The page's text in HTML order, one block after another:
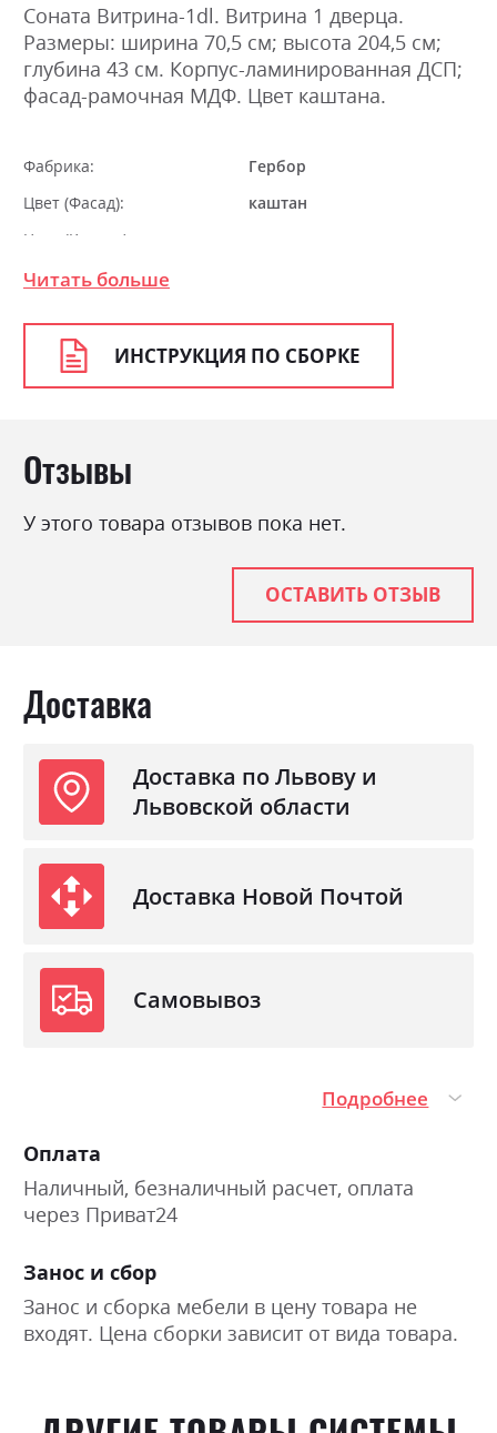
Соната Витрина-1dl. Витрина 1 дверца.
Размеры: ширина 70,5 см; высота 204,5 см;
глубина 43 см. Корпус-ламинированная ДСП;
фасад-рамочная МДФ. Цвет каштана.
Фабрика:
Гербор
Цвет (Фасад):
каштан
Цвет (Корпус):
Цвет материала
Материал
ламінована ДСП з МДФ
Читать больше
ИНСТРУКЦИЯ ПО СБОРКЕ
Отзывы
У этого товара отзывов пока нет.
ОСТАВИТЬ ОТЗЫВ
Доставка
Доставка по Львову и
Львовской области
Доставка Новой Почтой
Самовывоз
Подробнее
Оплата
Наличный, безналичный расчет, оплата
через Приват24
Занос и сбор
Занос и сборка мебели в цену товара не
входят. Цена сборки зависит от вида товара.